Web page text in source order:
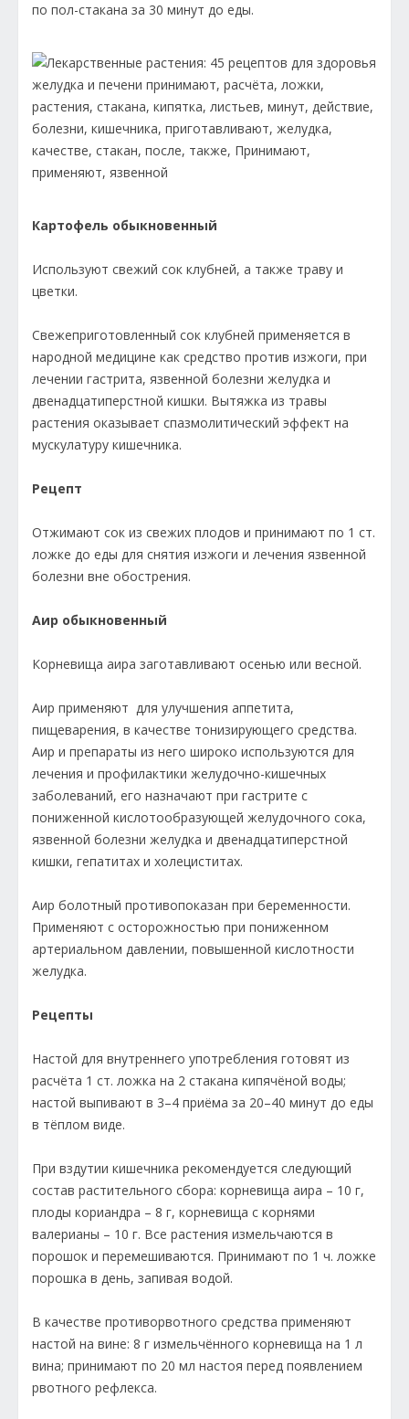
по пол-стакана за 30 минут до еды.
Картофель обыкновенный
Используют свежий сок клубней, а также траву и
цветки.
Свежеприготовленный сок клубней применяется в
народной медицине как средство против изжоги, при
лечении гастрита, язвенной болезни желудка и
двенадцатиперстной кишки. Вытяжка из травы
растения оказывает спазмолитический эффект на
мускулатуру кишечника.
Рецепт
Отжимают сок из свежих плодов и принимают по 1 ст.
ложке до еды для снятия изжоги и лечения язвенной
болезни вне обострения.
Аир обыкновенный
Корневища аира заготавливают осенью или весной.
Аир применяют для улучшения аппетита,
пищеварения, в качестве тонизирующего средства.
Аир и препараты из него широко используются для
лечения и профилактики желудочно-кишечных
заболеваний, его назначают при гастрите с
пониженной кислотообразующей желудочного сока,
язвенной болезни желудка и двенадцатиперстной
кишки, гепатитах и холециститах.
Аир болотный противопоказан при беременности.
Применяют с осторожностью при пониженном
артериальном давлении, повышенной кислотности
желудка.
Рецепты
Настой для внутреннего употребления готовят из
расчёта 1 ст. ложка на 2 стакана кипячёной воды;
настой выпивают в 3–4 приёма за 20–40 минут до еды
в тёплом виде.
При вздутии кишечника рекомендуется следующий
состав растительного сбора: корневища аира – 10 г,
плоды корианд­ра – 8 г, корневища с корнями
валерианы – 10 г. Все растения измельчаются в
порошок и перемешиваются. Принимают по 1 ч. ложке
порошка в день, запивая водой.
В качестве противорвотного средства применяют
настой на вине: 8 г измельчённого корневища на 1 л
вина; принимают по 20 мл настоя перед появлением
рвотного рефлекса.